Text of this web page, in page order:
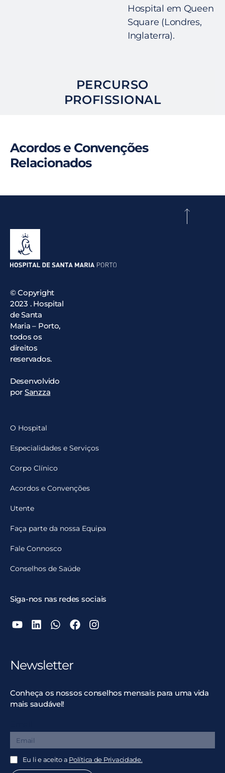
PERCURSO
PROFISSIONAL
Hospital em Queen
Square (Londres,
Inglaterra).
Acordos e Convenções
Relacionados
© Copyright
2023 . Hospital
de Santa
Maria – Porto,
todos os
direitos
reservados.
Desenvolvido
por Sanzza
O Hospital
Especialidades e Serviços
Corpo Clínico
Acordos e Convenções
Utente
Faça parte da nossa Equipa
Fale Connosco
Conselhos de Saúde
Siga-nos nas redes sociais
Newsletter
Conheça os nossos conselhos mensais para uma vida
mais saudável!
Eu li e aceito a Política de Privacidade.